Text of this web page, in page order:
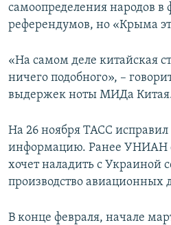
самоопределения народов в
референдумов, но «Крыма
«На самом деле китайская
ничего подобного», –
выдержек ноты МИДа
На 26 ноября ТАСС
информацию. Ранее УНИАН
хочет наладить с Украиной
производство авиационных
В конце февраля, начале